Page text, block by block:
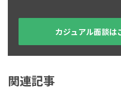
カジュアル面談は
関連記事